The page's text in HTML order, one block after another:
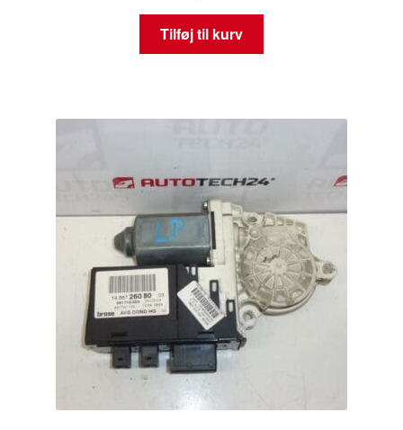
Tilføj til kurv